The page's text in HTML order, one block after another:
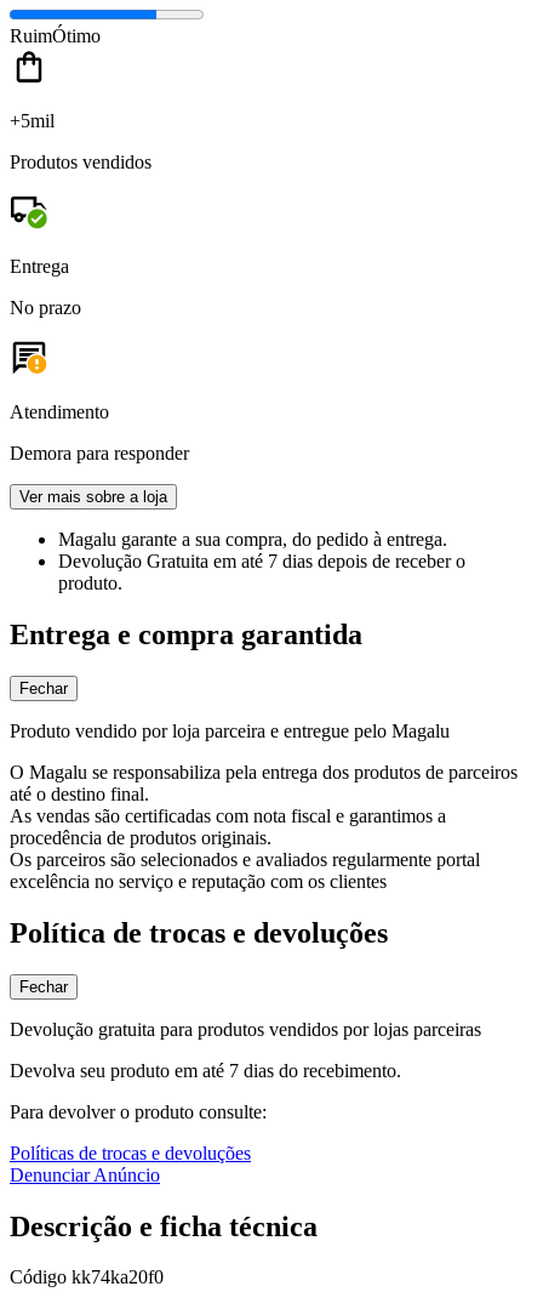
RuimÓtimo
+5mil
Produtos vendidos
Entrega
No prazo
Atendimento
Demora para responder
Ver mais sobre a loja
Magalu garante a sua compra, do pedido à entrega.
Devolução Gratuita em até 7 dias depois de receber o
produto.
Entrega e compra garantida
Fechar
Produto vendido por loja parceira e entregue pelo Magalu
O Magalu se responsabiliza pela entrega dos produtos de parceiros
até o destino final.
As vendas são certificadas com nota fiscal e garantimos a
procedência de produtos originais.
Os parceiros são selecionados e avaliados regularmente portal
excelência no serviço e reputação com os clientes
Política de trocas e devoluções
Fechar
Devolução gratuita para produtos vendidos por lojas parceiras
Devolva seu produto em até 7 dias do recebimento.
Para devolver o produto consulte:
Políticas de trocas e devoluções
Denunciar Anúncio
Descrição e ficha técnica
Código kk74ka20f0